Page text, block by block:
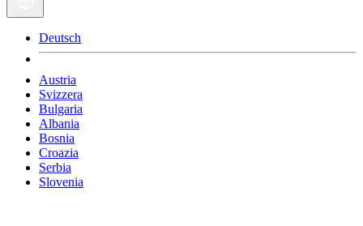
Deutsch
Austria
Svizzera
Bulgaria
Albania
Bosnia
Croazia
Serbia
Slovenia